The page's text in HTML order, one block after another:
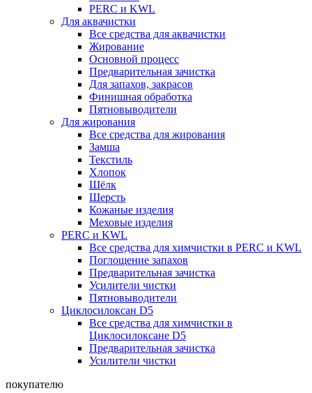
PERC и KWL
Для аквачистки
Все средства для аквачистки
Жирование
Основной процесс
Предварительная зачистка
Для запахов, закрасов
Финишная обработка
Пятновыводители
Для жирования
Все средства для жирования
Замша
Текстиль
Хлопок
Шёлк
Шерсть
Кожаные изделия
Меховые изделия
PERC и KWL
Все средства для химчистки в PERC и KWL
Поглощение запахов
Предварительная зачистка
Усилители чистки
Пятновыводители
Циклосилоксан D5
Все средства для химчистки в
Циклосилоксане D5
Предварительная зачистка
Усилители чистки
покупателю